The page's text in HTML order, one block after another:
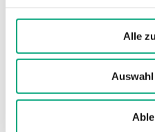
Alle
Kommunikation
Montage
Abmessungen (B x H x